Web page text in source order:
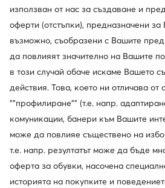
използван от нас за създаване и
оферти (отстъпки), предназначени за
възможно, съобразени с Вашите
да повлияят значително на Вашите
в този случай обаче искаме Вашето
действия. Това, което ни отличава от
""профилиране"" (т.е. напр.
комуникации, банери към Вашите
може да повлияе съществено на
т.е. напр. резултатът може да бъде
оферта за обувки, насочена
историята на покупките и